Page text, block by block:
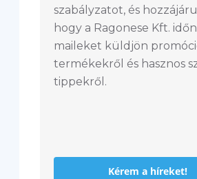
szabályzatot, és
hogy a Ragonese Kft.
maileket küldjön
termékekről és hasznos
tippekről.
Kérem a híreket!